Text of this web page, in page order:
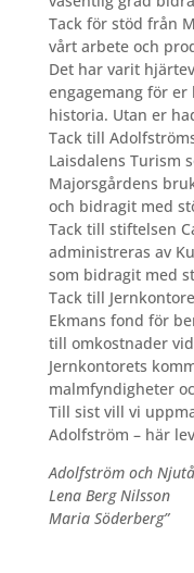
Tack för stöd från
vårt arbete och
Det har varit
engagemang för
historia. Utan er
Tack till
Laisdalens Turism
Majorsgårdens
och bidragit med
Tack till stiftelsen
administreras av
som bidragit med
Tack till
Ekmans fond för
till omkostnader
Jernkontorets
malmfyndigheter
Till sist vill vi
Adolfström – här
Adolfström och
Lena Berg Nilsson
Maria Söderberg”